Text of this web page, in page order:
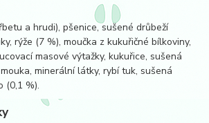
a hrudi), pšenice, sušené drůbeží
rýže (7 %), moučka z kukuřičné bílkoviny,
masové výtažky, kukuřice, sušená
minerální látky, rybí tuk, sušená
(0,1 %).